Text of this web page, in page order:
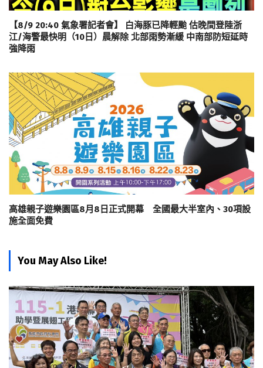
【8/9 20:40 氣象署記者會】 白海豚已降輕颱 估晚間登陸浙
江/海警最快明（10日）晨解除 北部雨勢漸緩 中南部防短延時
強降雨
高雄親子遊樂園區8月8日正式開幕 全國最大半室內、30項設
施全面免費
You May Also Like!